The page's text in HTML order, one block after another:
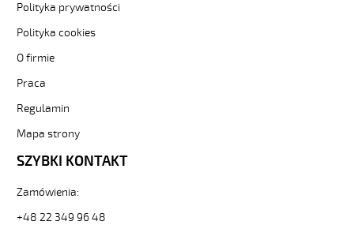
ekran-
81969
Sterownicze
elastyczne.
OZ-
500
HMH-
4x1
elastyczny
300/500V
Polityka prywatności
Polityka cookies
O firmie
Praca
Regulamin
Mapa strony
SZYBKI KONTAKT
Zamówienia:
+48 22 349 96 48